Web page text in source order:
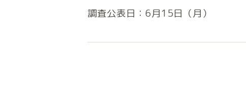
調査公表日：6月15日（月）